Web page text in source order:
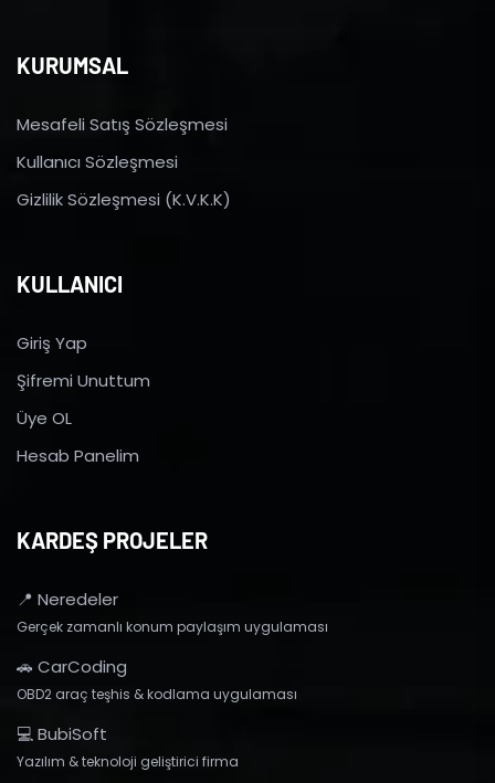
KURUMSAL
Mesafeli Satış Sözleşmesi
Kullanıcı Sözleşmesi
Gizlilik Sözleşmesi (K.V.K.K)
KULLANICI
Giriş Yap
Şifremi Unuttum
Üye OL
Hesab Panelim
KARDEŞ PROJELER
📍 Neredeler
Gerçek zamanlı konum paylaşım uygulaması
🚗 CarCoding
OBD2 araç teşhis & kodlama uygulaması
💻 BubiSoft
Yazılım & teknoloji geliştirici firma